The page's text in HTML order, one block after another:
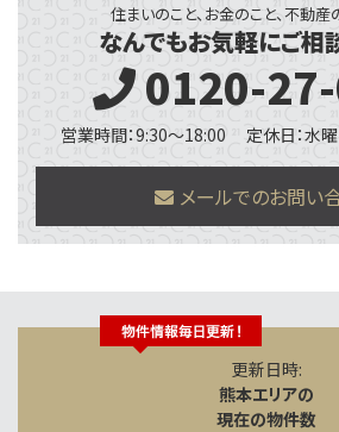
住まいのこと、お金のこと、不動
なんでもお気軽にご相
0120-
営業時間：9:30～18:00 定休日：水
メールでのお問い
更新日時:
熊本エリアの
現在の物件数